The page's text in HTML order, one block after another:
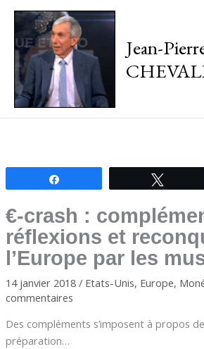
Jean-
€-crash :
réflexions et
l’Europe par les
14 janvier 2018 / Etats-Unis, Europe,
commentaires
Des compléments s’imposent à propos
préparation…